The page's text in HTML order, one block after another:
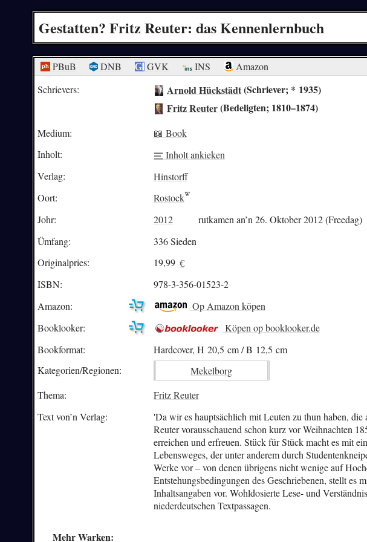
Gestatten? Fritz Reuter: das Kennenlernbuch
PBuB DNB GVK INS Amazon
Schrievers: Arnold Hückstädt(Schriever; * 1935)
Fritz Reuter(Bedeligten; 1810–1874)
Medium:
📖 Book
Inholt:
Inholt ankieken
Verlag:
Hinstorff
Oort:
Rostock
Johr:
2012
rutkamen an’n 26. Oktober 2012 (Freedag)
Ümfang:
336 Sieden
Originalpries:
19,99 €
ISBN:
978-3-356-01523-2
Amazon:
Op Amazon köpen
Booklooker:
Köpen op booklooker.de
Bookformat:
Hardcover, H 20,5 cm / B 12,5 cm
Kategorien/Regionen:
Mekelborg
Thema:
Fritz Reuter
Text von’n Verlag:
'Da wir es hauptsächlich mit Leuten zu thun haben,
Reuter vorausschauend schon kurz vor Weihnachten
erreichen und erfreuen. Stück für Stück macht es mit
Lebensweges, der unter anderem durch
Werke vor – von denen übrigens nicht wenige auf
Entstehungsbedingungen des Geschriebenen, stellt es
Inhaltsangaben vor. Wohldosierte Lese- und
niederdeutschen Textpassagen.
Mehr Warken: